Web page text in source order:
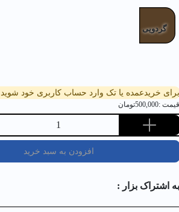
برای خریدعمده یا تک وارد حساب کاربری خود شوید
قیمت :500,000تومان
1
افزودن به سبد خرید
به اشتراک بزار :